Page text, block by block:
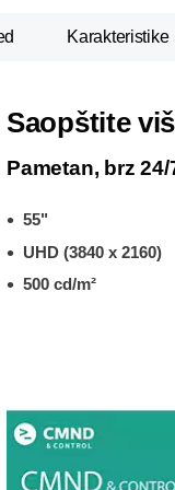
Karakteristike
Saopštite
Pametan, brz 24/
55"
UHD (3840 x 2160)
500 cd/m²